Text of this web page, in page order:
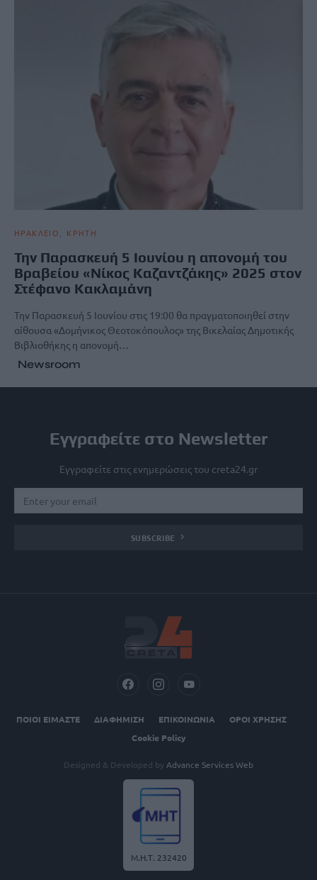
ΗΡΑΚΛΕΙΟ ΚΡΗΤΗ
Την Παρασκευή 5 Ιουνίου η απονομή του
Βραβείου «Νίκος Καζαντζάκης» 2025 στον
Στέφανο Κακλαμάνη
Την Παρασκευή 5 Ιουνίου στις 19:00 θα πραγματοποιηθεί στην
αίθουσα «Δομήνικος Θεοτοκόπουλος» της Βικελαίας Δημοτικής
Βιβλιοθήκης η απονομή…
Newsroom
Εγγραφείτε στο Newsletter
Εγγραφείτε στις ενημερώσεις του creta24.gr
SUBSCRIBE
ΠΟΙΟΙ ΕΙΜΑΣΤΕ ΔΙΑΦΗΜΙΣΗ ΕΠΙΚΟΙΝΩΝΙΑ
ΟΡΟΙ ΧΡΗΣΗΣ
Cookie Policy
Designed & Developed by Advance Services Web
Μ.Η.Τ. 232420